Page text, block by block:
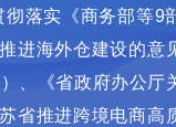
彻落实《商务部等9
进海外仓建设的意
）、《省政府办公厅
省推进跨境电商高